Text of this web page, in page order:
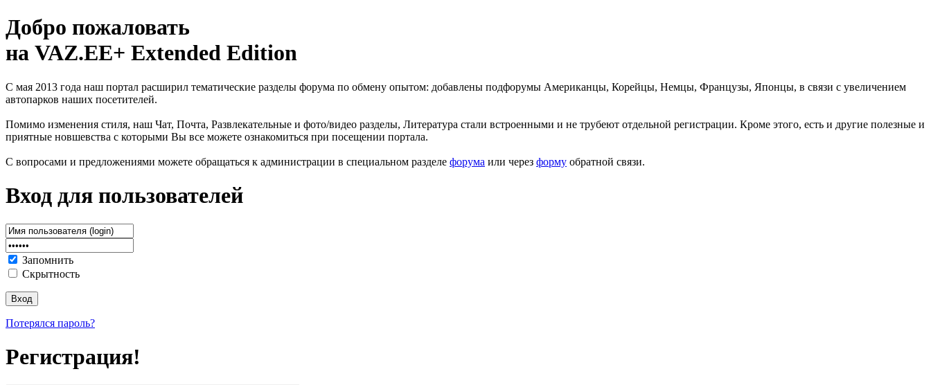
Добро пожаловать
на VAZ.EE+ Extended Edition
С мая 2013 года наш портал расширил тематические разделы форума по обмену опытом: добавлены подфорумы Американцы, Корейцы, Немцы, Французы, Японцы, в связи с увеличением
автопарков наших посетителей.
Помимо изменения стиля, наш Чат, Почта, Развлекательные и фото/видео разделы, Литература стали встроенными и не трубеют отдельной регистрации. Кроме этого, есть и другие полезные и
приятные новшевства с которыми Вы все можете ознакомиться при посещении портала.
С вопросами и предложениями можете обращаться к администрации в специальном разделе форума или через форму обратной связи.
Вход для пользователей
Запомнить
Скрытность
Потерялся пароль?
Регистрация!